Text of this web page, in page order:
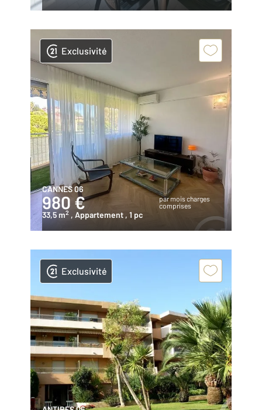
Exclusivité
CANNES 06
980 €
par mois charges
comprises
33,5 m2 , Appartement , 1 pc
Exclusivité